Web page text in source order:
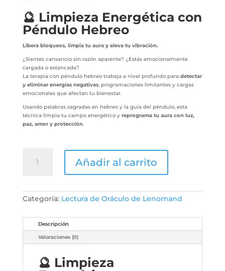
🔮 Limpieza Energética con
Péndulo Hebreo
Libera bloqueos, limpia tu aura y eleva tu vibración.
¿Sientes cansancio sin razón aparente? ¿Estás emocionalmente
cargada o estancada?
La terapia con péndulo hebreo trabaja a nivel profundo para detectar
y eliminar energías negativas, programaciones limitantes y cargas
emocionales que afectan tu bienestar.
Usando palabras sagradas en hebreo y la guía del péndulo, esta
técnica limpia tu campo energético y reprograma tu aura con luz,
paz, amor y protección.
energetica
cantidad
Añadir al carrito
Categoría: Lectura de Oráculo de Lenomand
Descripción
Valoraciones (0)
🔮 Limpieza